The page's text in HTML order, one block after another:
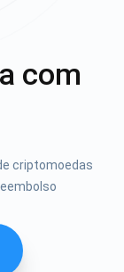
com
criptomoedas